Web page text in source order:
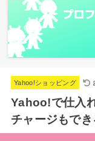
Yahoo!ショッピング
Yahoo!で仕入
チャージもで